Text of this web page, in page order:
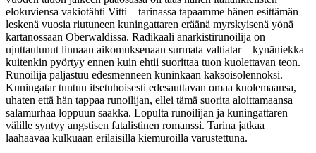
elokuviensa vakiotähti Vitti – tarinassa tapaamme hänen esittämän
leskenä vuosia riutuneen kuningattaren eräänä myrskyisenä yönä
kartanossaan Oberwaldissa. Radikaali anarkistirunoilija on
ujuttautunut linnaan aikomuksenaan surmata valtiatar – kynäniekka
kuitenkin pyörtyy ennen kuin ehtii suorittaa tuon kuolettavan teon.
Runoilija paljastuu edesmenneen kuninkaan kaksoisolennoksi.
Kuningatar tuntuu itsetuhoisesti edesauttavan omaa kuolemaansa,
uhaten että hän tappaa runoilijan, ellei tämä suorita aloittamaansa
salamurhaa loppuun saakka. Lopulta runoilijan ja kuningattaren
välille syntyy angstisen fatalistinen romanssi. Tarina jatkaa
laahaavaa kulkuaan erilaisilla kiemuroilla varustettuna.